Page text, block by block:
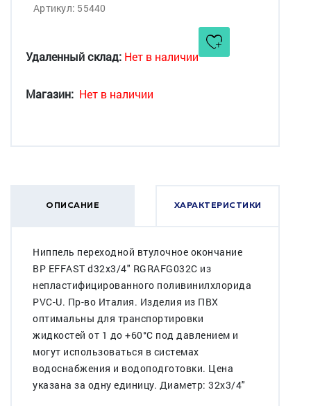
Артикул: 55440
Удаленный склад: Нет в наличии
Магазин: Нет в наличии
ОПИСАНИЕ ХАРАКТЕРИСТИКИ
Ниппель переходной втулочное окончание
ВР EFFAST d32x3/4" RGRAFG032С из
непластифицированного поливинилхлорида
PVC-U. Пр-во Италия. Изделия из ПВХ
оптимальны для транспортировки
жидкостей от 1 до +60°C под давлением и
могут использоваться в системах
водоснабжения и водоподготовки. Цена
указана за одну единицу. Диаметр: 32x3/4"